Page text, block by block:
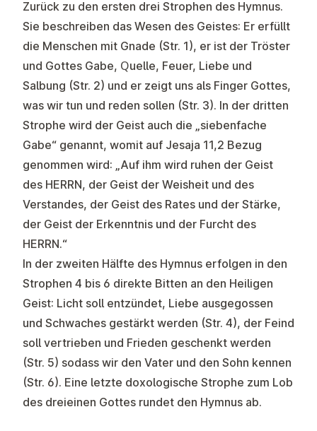
Zurück zu den ersten drei Strophen des Hymnus.
Sie beschreiben das Wesen des Geistes: Er erfüllt
die Menschen mit Gnade (Str. 1), er ist der Tröster
und Gottes Gabe, Quelle, Feuer, Liebe und
Salbung (Str. 2) und er zeigt uns als Finger Gottes,
was wir tun und reden sollen (Str. 3). In der dritten
Strophe wird der Geist auch die „siebenfache
Gabe“ genannt, womit auf Jesaja 11,2 Bezug
genommen wird: „Auf ihm wird ruhen der Geist
des HERRN, der Geist der Weisheit und des
Verstandes, der Geist des Rates und der Stärke,
der Geist der Erkenntnis und der Furcht des
HERRN.“
In der zweiten Hälfte des Hymnus erfolgen in den
Strophen 4 bis 6 direkte Bitten an den Heiligen
Geist: Licht soll entzündet, Liebe ausgegossen
und Schwaches gestärkt werden (Str. 4), der Feind
soll vertrieben und Frieden geschenkt werden
(Str. 5) sodass wir den Vater und den Sohn kennen
(Str. 6). Eine letzte doxologische Strophe zum Lob
des dreieinen Gottes rundet den Hymnus ab.